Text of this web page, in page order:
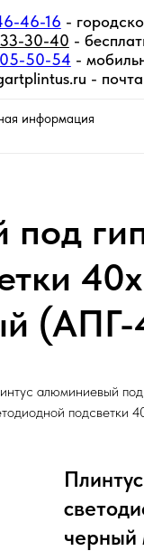
46-16 -
30-40 -
50-54 -
-
информация
алюминиевый
черный